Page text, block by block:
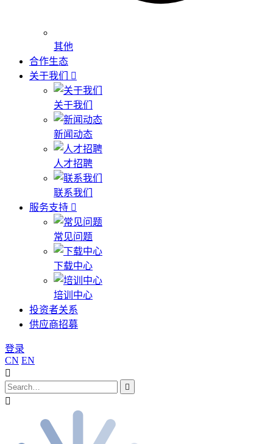
其他
合作生态
关于我们
关于我们
新闻动态
人才招聘
联系我们
服务支持
常见问题
下载中心
培训中心
投资者关系
供应商招募
登录
CN EN